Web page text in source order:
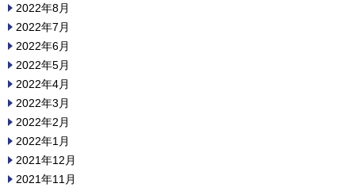
2022年8月
2022年7月
2022年6月
2022年5月
2022年4月
2022年3月
2022年2月
2022年1月
2021年12月
2021年11月